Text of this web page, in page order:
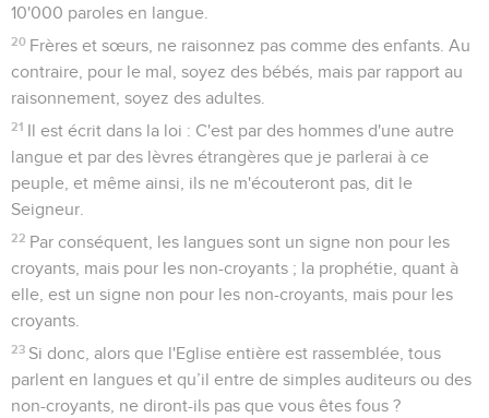
10'000 paroles en langue.
20 Frères et sœurs, ne raisonnez pas comme des enfants. Au
contraire, pour le mal, soyez des bébés, mais par rapport au
raisonnement, soyez des adultes.
21 Il est écrit dans la loi : C'est par des hommes d'une autre
langue et par des lèvres étrangères que je parlerai à ce
peuple, et même ainsi, ils ne m'écouteront pas, dit le
Seigneur.
22 Par conséquent, les langues sont un signe non pour les
croyants, mais pour les non-croyants ; la prophétie, quant à
elle, est un signe non pour les non-croyants, mais pour les
croyants.
23 Si donc, alors que l'Eglise entière est rassemblée, tous
parlent en langues et qu’il entre de simples auditeurs ou des
non-croyants, ne diront-ils pas que vous êtes fous ?